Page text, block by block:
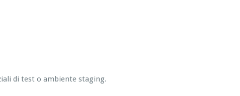
di test o ambiente staging.